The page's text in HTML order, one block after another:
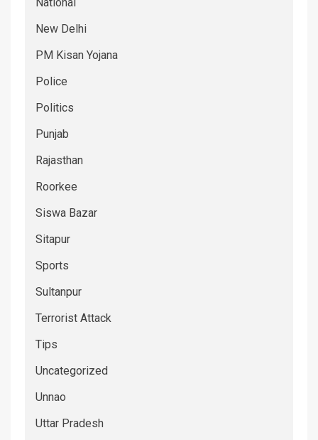
New Delhi
PM Kisan Yojana
Police
Politics
Punjab
Rajasthan
Roorkee
Siswa Bazar
Sitapur
Sports
Sultanpur
Terrorist Attack
Tips
Uncategorized
Unnao
Uttar Pradesh